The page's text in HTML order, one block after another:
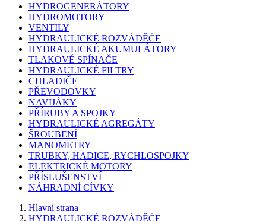
HYDROGENERÁTORY
HYDROMOTORY
VENTILY
HYDRAULICKÉ ROZVÁDĚČE
HYDRAULICKÉ AKUMULÁTORY
TLAKOVÉ SPÍNAČE
HYDRAULICKÉ FILTRY
CHLADIČE
PŘEVODOVKY
NAVIJÁKY
PŘÍRUBY A SPOJKY
HYDRAULICKÉ AGREGÁTY
ŠROUBENÍ
MANOMETRY
TRUBKY, HADICE, RYCHLOSPOJKY
ELEKTRICKÉ MOTORY
PŘÍSLUŠENSTVÍ
NÁHRADNÍ CÍVKY
Hlavní strana
HYDRAULICKÉ ROZVÁDĚČE